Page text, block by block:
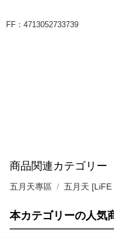
FF：4713052733739
商品関連カテゴリー
五月天專區 五月天 [LiFE
本カテゴリーの人気